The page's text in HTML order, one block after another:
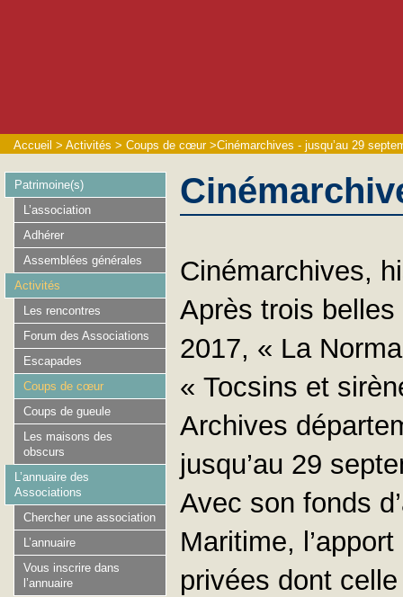
Accueil > Activités > Coups de cœur>Cinémarchives - jusqu’au 29
Cinémarchives,
Après trois
2017, « La
« Tocsins et
Archives
jusqu’au 29
Avec son fonds
Maritime,
privées dont
Patrimoine(s)
L’association
Adhérer
Assemblées générales
Activités
Les rencontres
Forum des Associations
Escapades
Coups de cœur
Coups de gueule
Les maisons des
obscurs
L’annuaire des
Associations
Chercher une association
L’annuaire
Vous inscrire dans
l’annuaire